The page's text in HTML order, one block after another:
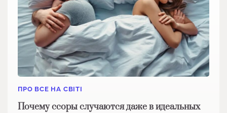
ПРО ВСЕ НА СВІТІ
Почему ссоры случаются даже в идеальных